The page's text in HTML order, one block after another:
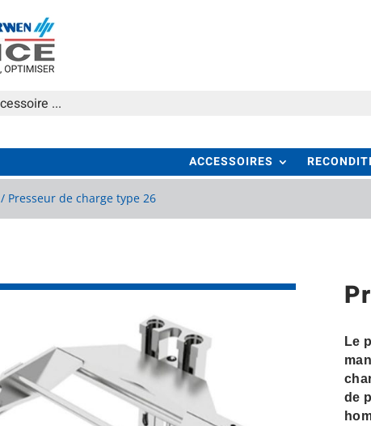
ACCESSOIRES
/ Presseur de charge type 26
Le
de